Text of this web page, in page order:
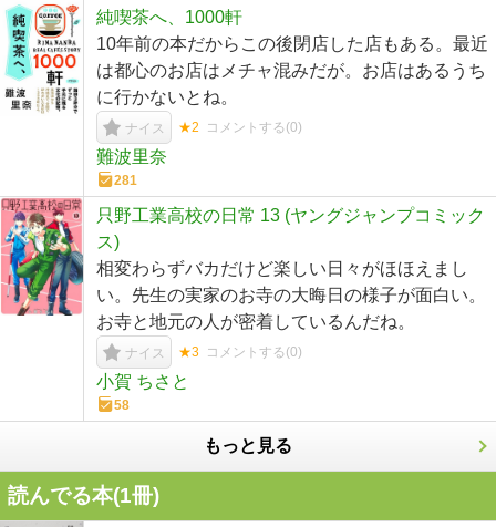
純喫茶へ、1000軒
10年前の本だからこの後閉店した店もある。最近
は都心のお店はメチャ混みだが。お店はあるうち
に行かないとね。
ナイス ★2 コメントする(0)
難波里奈
281
只野工業高校の日常 13 (ヤングジャンプコミック
ス)
相変わらずバカだけど楽しい日々がほほえまし
い。先生の実家のお寺の大晦日の様子が面白い。
お寺と地元の人が密着しているんだね。
ナイス ★3 コメントする(0)
小賀 ちさと
58
もっと見る
読んでる本(1冊)